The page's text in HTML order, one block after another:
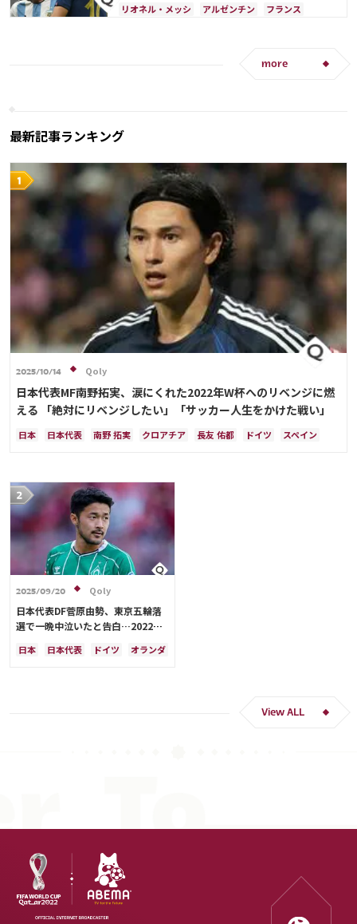
リオネル・メッシ
アルゼンチン フランス
more
最新記事ランキング
2025/10/14 Qoly
日本代表MF南野拓実、涙にくれた2022年W杯へのリベンジに燃
える 「絶対にリベンジしたい」「サッカー人生をかけた戦い」
日本 日本代表 南野 拓実 クロアチア 長友 佑都 ドイツ
スペイン
2025/09/20 Qoly
日本代表DF菅原由勢、東京五輪落
選で一晩中泣いたと告白…2022年
く「受け入れるのは難しかった」
日本 日本代表 ドイツ オランダ
View ALL